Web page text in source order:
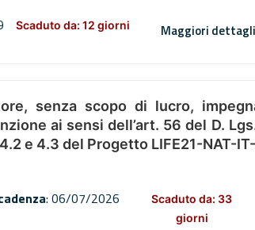
Scaduto da: 12 giorni Maggiori dettagli
senza scopo di lucro,
ai sensi dell’art. 56 del D.
e 4.3 del Progetto LIFE21-NAT-IT-
: 06/07/2026
Scaduto da: 33
giorni